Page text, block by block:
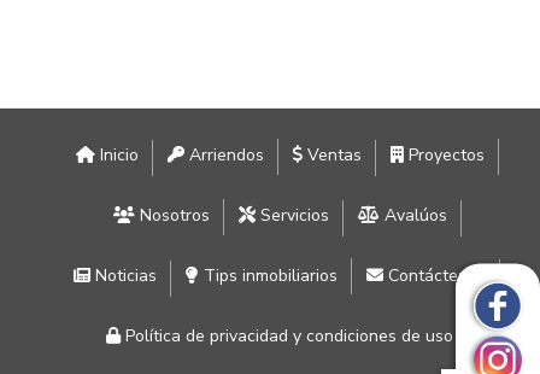
Inicio Arriendos Ventas Proyectos
Nosotros Servicios Avalúos
Noticias Tips inmobiliarios Contáctenos
Política de privacidad y condiciones de uso